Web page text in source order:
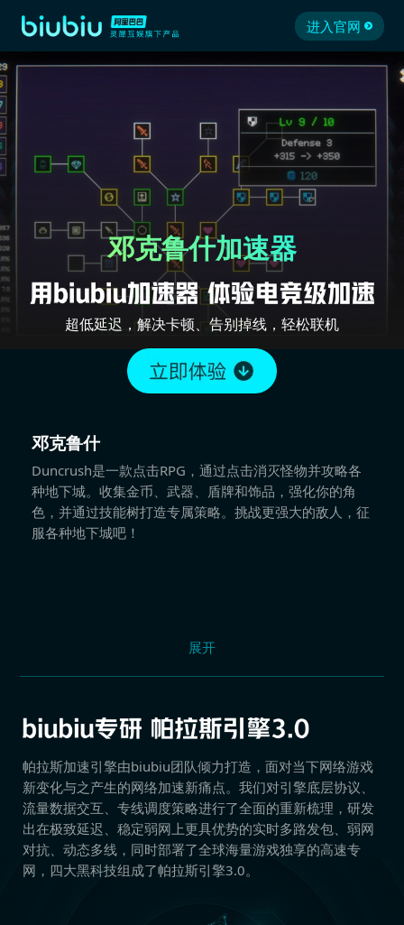
进入官网
邓克鲁什加速器
超低延迟，解决卡顿、告别掉线，轻松联机
邓克鲁什
Duncrush是一款点击RPG，通过点击消灭怪物并攻略各
种地下城。收集金币、武器、盾牌和饰品，强化你的角
色，并通过技能树打造专属策略。挑战更强大的敌人，征
服各种地下城吧！
展开
帕拉斯加速引擎由biubiu团队倾力打造，面对当下网络游戏
新变化与之产生的网络加速新痛点。我们对引擎底层协议、
流量数据交互、专线调度策略进行了全面的重新梳理，研发
出在极致延迟、稳定弱网上更具优势的实时多路发包、弱网
对抗、动态多线，同时部署了全球海量游戏独享的高速专
网，四大黑科技组成了帕拉斯引擎3.0。